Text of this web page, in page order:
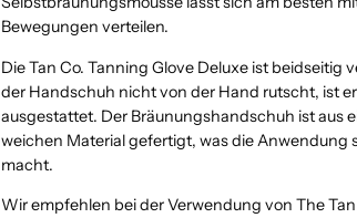
Bewegungen verteilen.
Die Tan Co. Tanning Glove Deluxe ist beidseitig
der Handschuh nicht von der Hand rutscht, ist
ausgestattet. Der Bräunungshandschuh ist aus
weichen Material gefertigt, was die Anwendung
macht.
Wir empfehlen bei der Verwendung von The